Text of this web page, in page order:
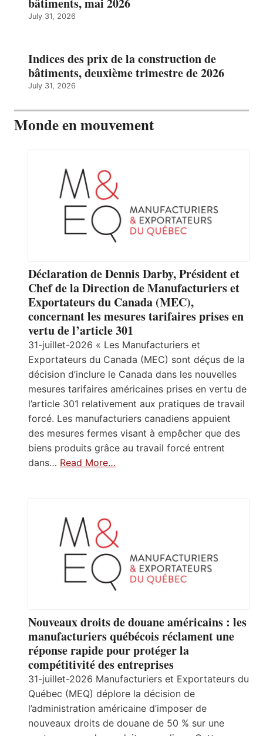
July 31, 2026
Indices des prix de la construction de
bâtiments, deuxième trimestre de 2026
July 31, 2026
Monde en mouvement
Déclaration de Dennis Darby, Président et
Chef de la Direction de Manufacturiers et
Exportateurs du Canada (MEC),
concernant les mesures tarifaires prises en
vertu de l’article 301
31-juillet-2026 « Les Manufacturiers et
Exportateurs du Canada (MEC) sont déçus de la
décision d’inclure le Canada dans les nouvelles
mesures tarifaires américaines prises en vertu de
l’article 301 relativement aux pratiques de travail
forcé. Les manufacturiers canadiens appuient
des mesures fermes visant à empêcher que des
biens produits grâce au travail forcé entrent
dans… Read More…
Nouveaux droits de douane américains : les
manufacturiers québécois réclament une
réponse rapide pour protéger la
compétitivité des entreprises
31-juillet-2026 Manufacturiers et Exportateurs du
Québec (MEQ) déplore la décision de
l’administration américaine d’imposer de
nouveaux droits de douane de 50 % sur une